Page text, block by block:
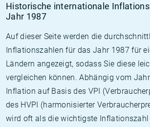
Historische internationale
Jahr 1987
Auf dieser Seite werden die
Inflationszahlen für das Jahr 1987 für
Ländern angezeigt, sodass Sie diese
vergleichen können. Abhängig vom
Inflation auf Basis des VPI
des HVPI (harmonisierter
wird oft als die wichtigste Inflationszahl